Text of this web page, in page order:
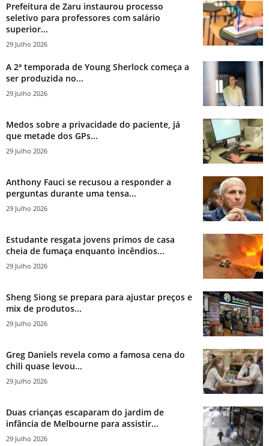
Prefeitura de Zaru instaurou processo
seletivo para professores com salário
superior...
29 Julho 2026
A 2ª temporada de Young Sherlock começa a
ser produzida no...
29 Julho 2026
Medos sobre a privacidade do paciente, já
que metade dos GPs...
29 Julho 2026
Anthony Fauci se recusou a responder a
perguntas durante uma tensa...
29 Julho 2026
Estudante resgata jovens primos de casa
cheia de fumaça enquanto incêndios...
29 Julho 2026
Sheng Siong se prepara para ajustar preços e
mix de produtos...
29 Julho 2026
Greg Daniels revela como a famosa cena do
chili quase levou...
29 Julho 2026
Duas crianças escaparam do jardim de
infância de Melbourne para assistir...
29 Julho 2026